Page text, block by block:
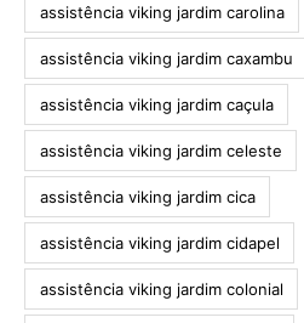
assistência viking jardim carolina
assistência viking jardim caxambu
assistência viking jardim caçula
assistência viking jardim celeste
assistência viking jardim cica
assistência viking jardim cidapel
assistência viking jardim colonial